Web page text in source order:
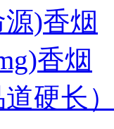
)香烟
香烟
硬长